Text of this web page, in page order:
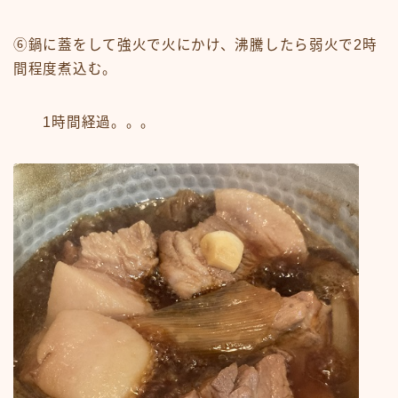
⑥鍋に蓋をして強火で火にかけ、沸騰したら弱火で2時
間程度煮込む。
1時間経過。。。